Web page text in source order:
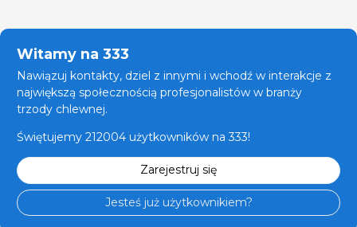
Witamy na 333
Nawiązuj kontakty, dziel z innymi i wchodź w interakcje z
największą społecznością profesjonalistów w branży
trzody chlewnej.
Świętujemy 212004 użytkowników na 333!
Zarejestruj się
Jesteś już użytkownikiem?